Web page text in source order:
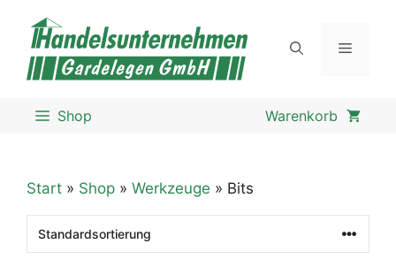
Inhalt
springen
Menü
Shop
Start » Shop » Werkzeuge » Bits